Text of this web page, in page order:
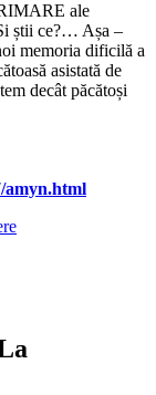
ale
știi ce?… Așa –
memoria dificilă a
asistată de
decât păcătoși
amyn.html